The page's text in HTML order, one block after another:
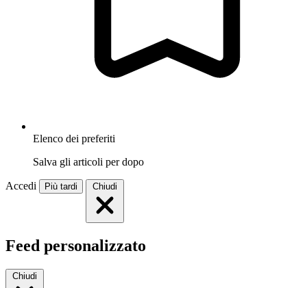
Elenco dei preferiti
Salva gli articoli per dopo
Accedi Più tardi Chiudi
Feed personalizzato
Chiudi